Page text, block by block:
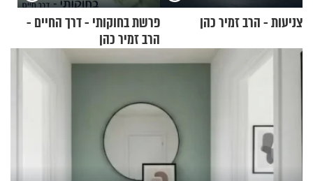
צניעות - הרב זמיר כהן
פרשת בחוקותי - דרך החיים -
הרב זמיר כהן